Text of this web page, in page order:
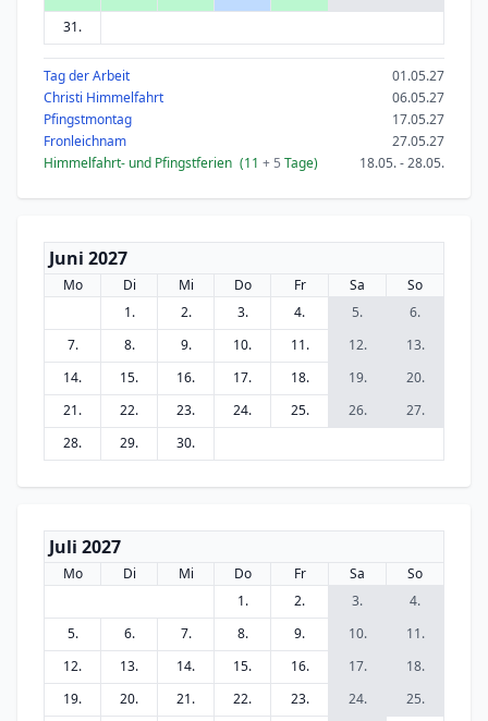
31.
Tag der Arbeit
01.05.27
Christi Himmelfahrt
06.05.27
Pfingstmontag
17.05.27
Fronleichnam
27.05.27
Himmelfahrt- und Pfingstferien (11 + 5 Tage) 18.05. - 28.05.
Juni 2027
Mo Di Mi Do Fr Sa
So
1.
2. 3. 4. 5.
6.
7.
8. 9. 10. 11. 12.
13.
14.
15. 16. 17. 18. 19.
20.
21.
22. 23. 24. 25. 26.
27.
28.
29. 30.
Juli 2027
Mo Di Mi Do Fr Sa
So
1.
2. 3.
4.
5.
6. 7. 8. 9. 10.
11.
12.
13. 14. 15. 16. 17.
18.
19.
20. 21. 22. 23. 24.
25.